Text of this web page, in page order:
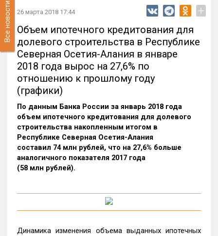
Все новости 26 марта 2018 17:44 +
Объем ипотечного кредитования для
долевого строительства в Республике
Северная Осетия-Алания в январе
2018 года вырос на 27,6% по
отношению к прошлому году
(графики)
По данным Банка России за январь 2018 года
объем ипотечного кредитования для долевого
строительства накопленным итогом в
Республике Северная Осетия-Алания
составил 74 млн рублей, что на 27,6% больше
аналогичного показателя 2017 года
(58 млн рублей).
Динамика изменения объема выданных ипотечных